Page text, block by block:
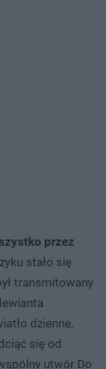
przez
stało się
transmitowany
dzienne,
się od
utwór Do